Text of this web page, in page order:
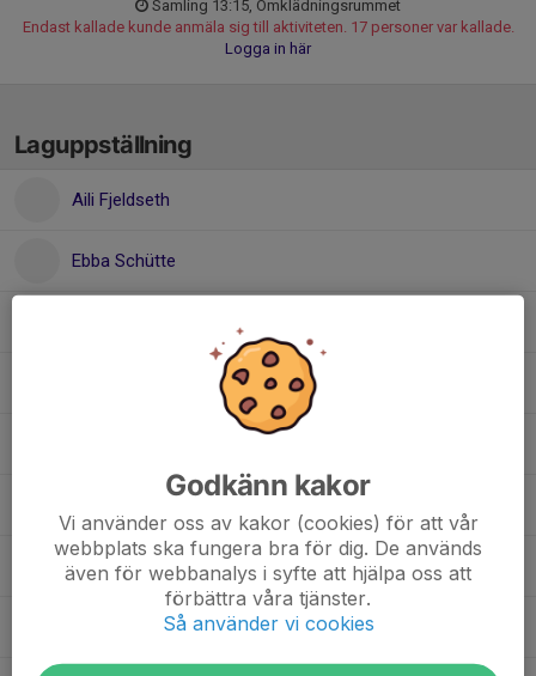
Samling 13:15, Omklädningsrummet
Endast kallade kunde anmäla sig till aktiviteten. 17 personer var kallade.
Logga in här
Laguppställning
Aili Fjeldseth
Ebba Schütte
Mary Söderkvist
Molli Rödström
Godkänn kakor
Vi använder oss av kakor (cookies) för att vår
webbplats ska fungera bra för dig. De används
även för webbanalys i syfte att hjälpa oss att
förbättra våra tjänster.
Så använder vi cookies